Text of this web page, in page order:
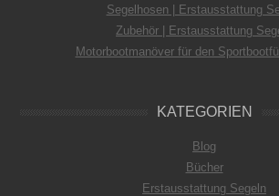
Segelhosen | Erstausstattung
Zubehör | Erstausstattung
Motorbootmanöver für den
KATEGORIEN
Blog
Bücher
Erstausstattung Segeln